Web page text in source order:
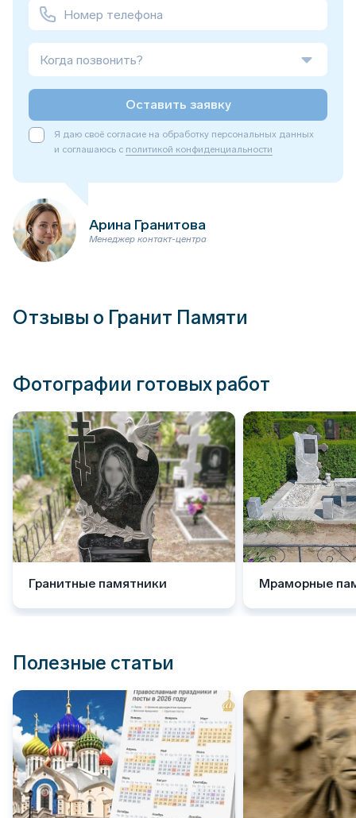
Когда позвонить?
Оставить заявку
Я даю своё согласие на обработку персональных данных
и соглашаюсь с политикой конфиденциальности
Арина Гранитова
Менеджер контакт-центра
Отзывы о Гранит Памяти
Фотографии готовых работ
Гранитные памятники Мраморные
Полезные статьи